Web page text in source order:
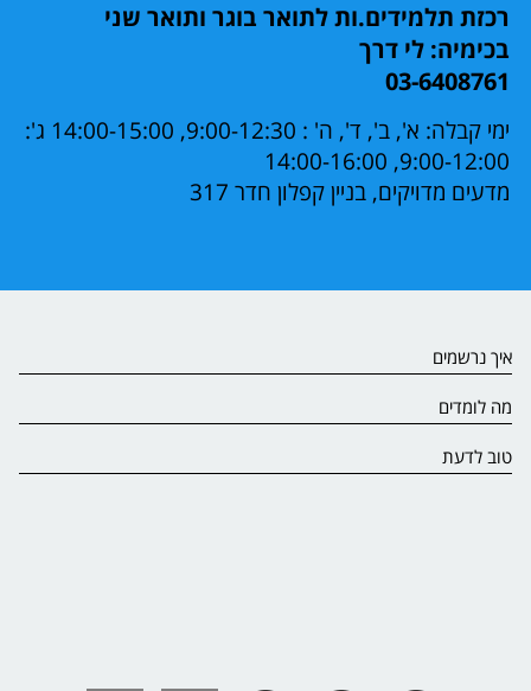
רכזת תלמידים.ות לתואר בוגר ותואר שני
בכימיה: לי דרך
03-6408761
ימי קבלה: א', ב', ד', ה' : 9:00-12:30, 14:00-15:00 ג':
9:00-12:00, 14:00-16:00
מדעים מדויקים, בניין קפלון חדר 317
איך נרשמים
מה לומדים
טוב לדעת